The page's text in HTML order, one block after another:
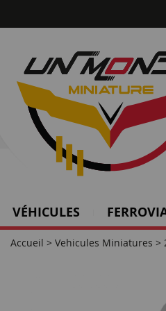
VÉHICULES
Accueil > Vehicules Miniatures >